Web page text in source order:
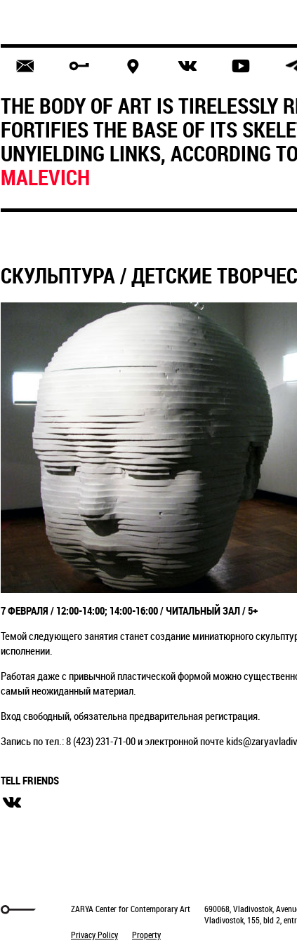
THE BODY OF ART IS TIRELESSLY
FORTIFIES THE BASE OF ITS
UNYIELDING LINKS, ACCORDING
MALEVICH
СКУЛЬПТУРА / ДЕТСКИЕ
7 ФЕВРАЛЯ / 12:00-14:00; 14:00-16:00 / ЧИТАЛЬНЫЙ ЗАЛ / 5+
Темой следующего занятия станет создание миниатюрного
исполнении.
Работая даже с привычной пластической формой можно
самый неожиданный материал.
Вход свободный, обязательна предварительная регистрация.
Запись по тел.: 8 (423) 231-71-00 и электронной почте
TELL FRIENDS
ZARYA Center for Contemporary Art
690068, Vladivostok,
Vladivostok, 155, bld 2,
Privacy Policy Property